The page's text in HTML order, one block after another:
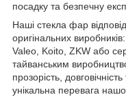
посадку та безпечну
Наші стекла фар
оригінальних
Valeo, Koito, ZKW або
тайванським
прозорість,
унікальна перевага